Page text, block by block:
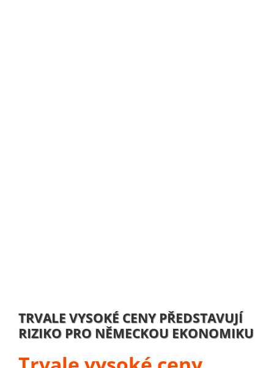
TRVALE VYSOKÉ CENY PŘEDSTAVUJÍ
RIZIKO PRO NĚMECKOU EKONOMIKU